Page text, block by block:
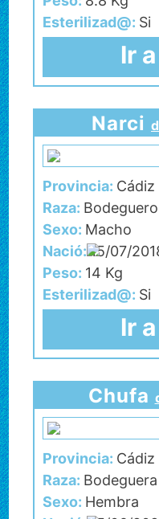
Esterilizad@: Si
Ir
Narci
Provincia: Cádiz
Raza:
Sexo: Macho
Nació:15/07/
Peso: 14 Kg
Esterilizad@: Si
Ir
Chufa
Provincia: Cádiz
Raza: Bodeguera
Sexo: Hembra